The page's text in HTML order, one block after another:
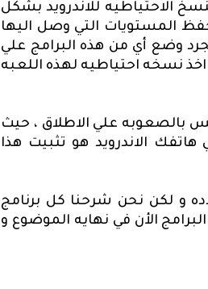
الاحتياطيه للاندرويد بشكل
المستويات التي وصل اليها
وضع أي من هذه البرامج علي
نسخه احتياطيه لهذه اللعبه
بالصعوبه علي الاطلاق ، حيث
الاندرويد هو تثبيت هذا
و لكن نحن شرحنا كل برنامج
الأن في نهايه الموضوع و